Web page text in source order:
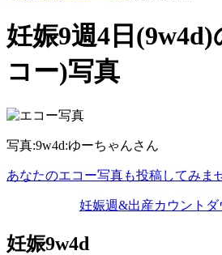
妊娠9週4日
コー)写真
写真:9w4d:ゆーちゃんさん
あなたのエコー写真も投稿してみま
妊娠週&出産カウントダ
妊娠9w4d